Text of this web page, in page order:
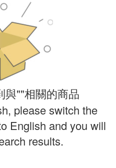
與""相關的商品
please switch the
English and you will
results.